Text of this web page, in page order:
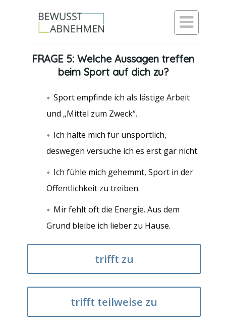

FRAGE 5: Welche Aussagen treffen
beim Sport auf dich zu?
Sport empfinde ich als lästige Arbeit
und „Mittel zum Zweck“.
Ich halte mich für unsportlich,
deswegen versuche ich es erst gar nicht.
Ich fühle mich gehemmt, Sport in der
Öffentlichkeit zu treiben.
Mir fehlt oft die Energie. Aus dem
Grund bleibe ich lieber zu Hause.
trifft zu
trifft teilweise zu